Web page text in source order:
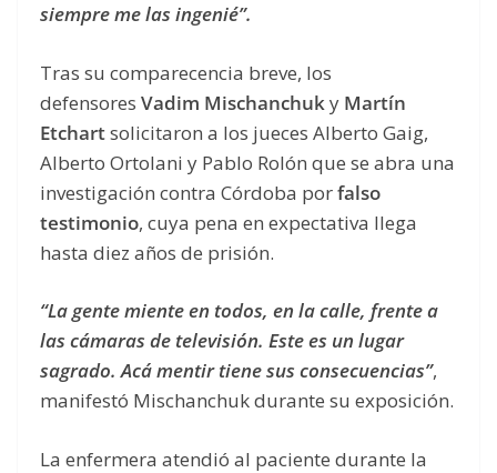
siempre me las ingenié”.
Tras su comparecencia breve, los
defensores Vadim Mischanchuky Martín
Etchartsolicitaron a los jueces Alberto Gaig,
Alberto Ortolani y Pablo Rolón que se abra una
investigación contra Córdoba porfalso
testimonio, cuya pena en expectativa llega
hasta diez años de prisión.
“La gente miente en todos, en la calle, frente a
las cámaras de televisión. Este es un lugar
sagrado. Acá mentir tiene sus consecuencias”,
manifestó Mischanchuk durante su exposición.
La enfermera atendió al paciente durante la